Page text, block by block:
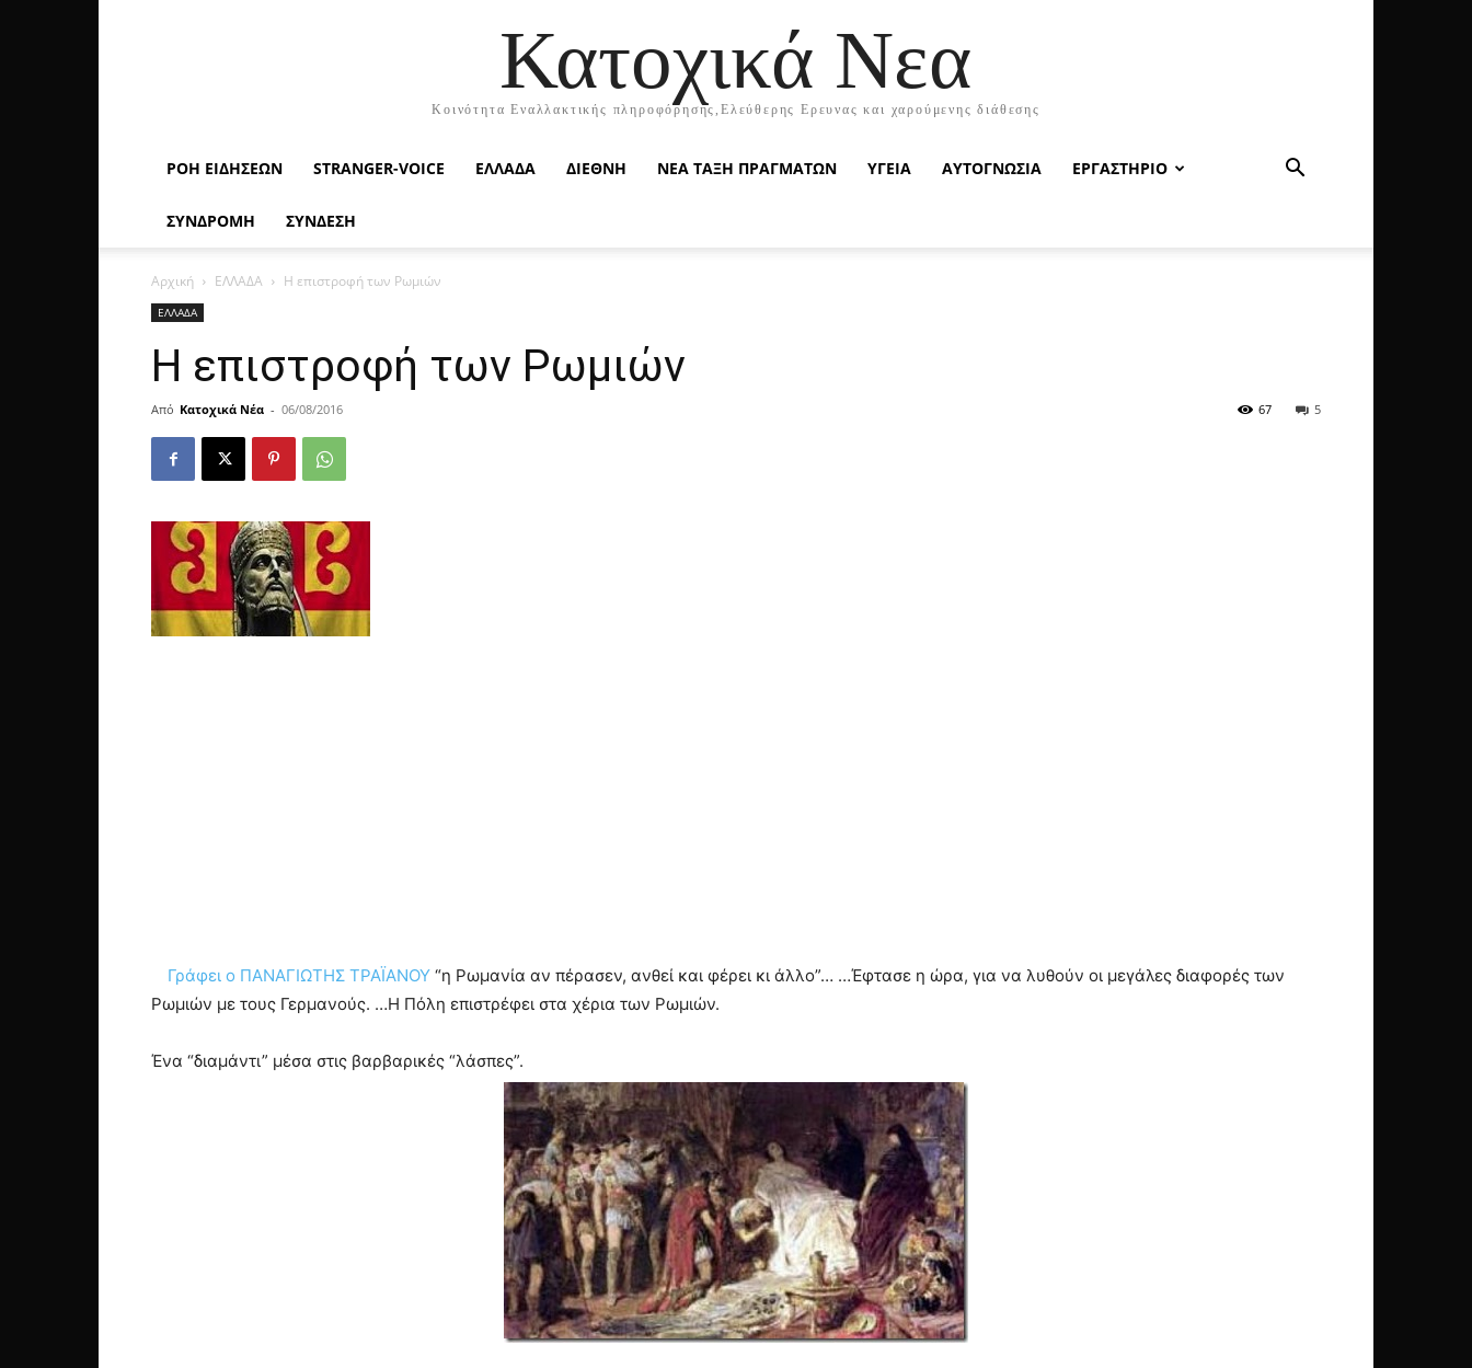
Κατοχικά Νεα
Κοινότητα Εναλλακτικής πληροφόρησης,Ελεύθερης Ερευνας και χαρούμενης διάθεσης
ΡΟΉ ΕΙΔΉΣΕΩΝ STRANGER-VOICE ΕΛΛΑΔΑ ΔΙΕΘΝΗ ΝΕΑ ΤΑΞΗ ΠΡΑΓΜΑΤΩΝ ΥΓΕΙΑ ΑΥΤΟΓΝΩΣΙΑ ΕΡΓΑΣΤΗΡΙΟ
ΣΥΝΔΡΟΜΗ ΣΥΝΔΕΣΗ
Αρχική ΕΛΛΑΔΑ Η επιστροφή των Ρωμιών
ΕΛΛΑΔΑ
Η επιστροφή των Ρωμιών
Από Κατοχικά Νέα - 06/08/2016 5
67
Γράφει ο ΠΑΝΑΓΙΩΤΗΣ ΤΡΑΪΑΝΟΥ “η Ρωμανία αν πέρασεν, ανθεί και φέρει κι άλλο”… …Έφτασε η ώρα, για να λυθούν οι μεγάλες διαφορές των
Ρωμιών με τους Γερμανούς. …Η Πόλη επιστρέφει στα χέρια των Ρωμιών.
Ένα “διαμάντι” μέσα στις βαρβαρικές “λάσπες”.